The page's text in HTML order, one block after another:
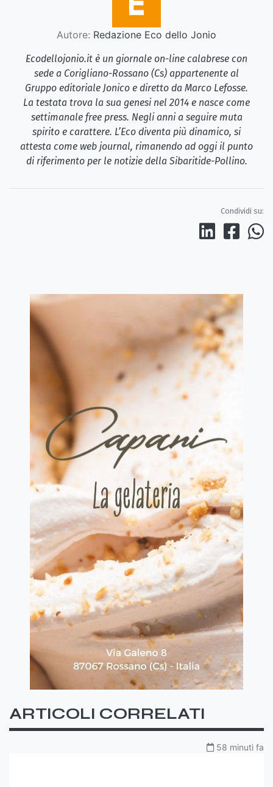
Autore: Redazione Eco dello Jonio
Ecodellojonio.it è un giornale on-line calabrese con
sede a Corigliano-Rossano (Cs) appartenente al
Gruppo editoriale Jonico e diretto da Marco Lefosse.
La testata trova la sua genesi nel 2014 e nasce come
settimanale free press. Negli anni a seguire muta
spirito e carattere. L’Eco diventa più dinamico, si
attesta come web journal, rimanendo ad oggi il punto
di riferimento per le notizie della Sibaritide-Pollino.
Condividi su:
ARTICOLI CORRELATI
58 minuti fa